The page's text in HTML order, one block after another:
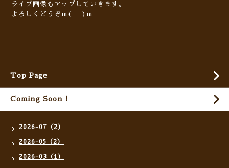
ライブ画像もアップしていきます。
よろしくどうぞm(_ _)m
Top Page
Coming Soon !
2026-07（2）
2026-05（2）
2026-03（1）